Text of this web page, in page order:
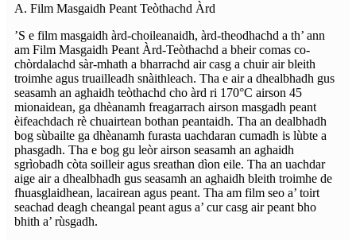
A. Film Masgaidh Peant Teòthachd Àrd
’S e film masgaidh àrd-choileanaidh, àrd-theodhachd a th’ ann
am Film Masgaidh Peant Àrd-Teòthachd a bheir comas co-
chòrdalachd sàr-mhath a bharrachd air casg a chuir air bleith
troimhe agus truailleadh snàithleach. Tha e air a dhealbhadh gus
seasamh an aghaidh teòthachd cho àrd ri 170°C airson 45
mionaidean, ga dhèanamh freagarrach airson masgadh peant
èifeachdach rè chuairtean bothan peantaidh. Tha an dealbhadh
bog sùbailte ga dhèanamh furasta uachdaran cumadh is lùbte a
phasgadh. Tha e bog gu leòr airson seasamh an aghaidh
sgrìobadh còta soilleir agus sreathan dìon eile. Tha an uachdar
aige air a dhealbhadh gus seasamh an aghaidh bleith troimhe de
fhuasglaidhean, lacairean agus peant. Tha am film seo a’ toirt
seachad deagh cheangal peant agus a’ cur casg air peant bho
bhith a’ rùsgadh.